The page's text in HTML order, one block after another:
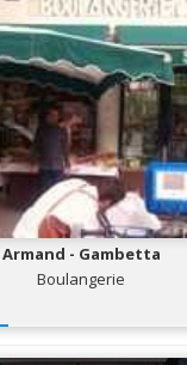
Armand - Gambetta
Boulangerie